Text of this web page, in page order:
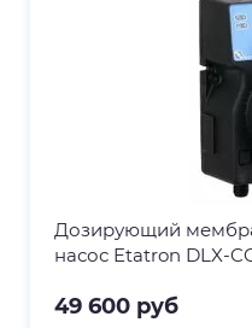
Дозирующий
насос Etatron DLX-
49 600 руб